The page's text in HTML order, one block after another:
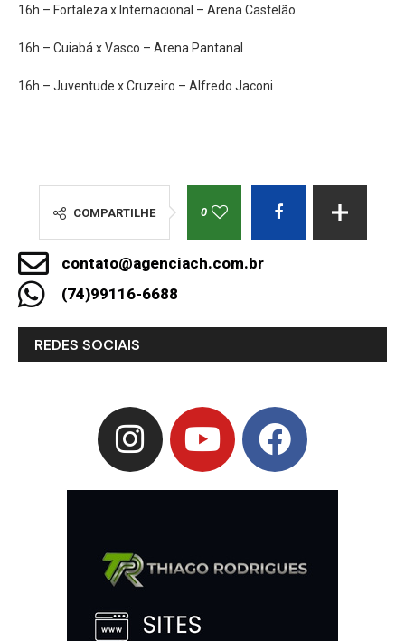
16h – Fortaleza x Internacional – Arena Castelão
16h – Cuiabá x Vasco – Arena Pantanal
16h – Juventude x Cruzeiro – Alfredo Jaconi
COMPARTILHE 0
contato@agenciach.com.br
(74)99116-6688
REDES SOCIAIS